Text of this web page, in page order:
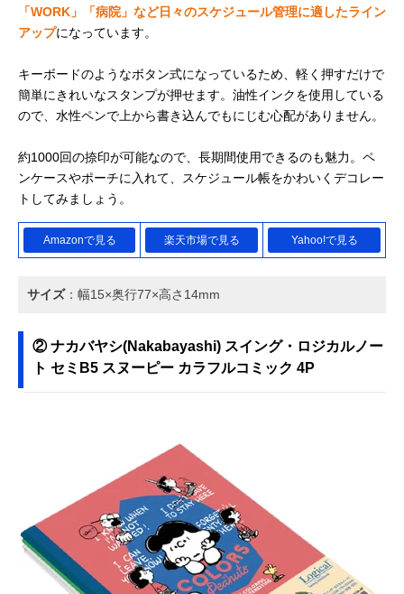
「WORK」「病院」など日々のスケジュール管理に適したライン
アップになっています。
キーボードのようなボタン式になっているため、軽く押すだけで
簡単にきれいなスタンプが押せます。油性インクを使用している
ので、水性ペンで上から書き込んでもにじむ心配がありません。
約1000回の捺印が可能なので、長期間使用できるのも魅力。ペ
ンケースやポーチに入れて、スケジュール帳をかわいくデコレー
トしてみましょう。
Amazonで見る 楽天市場で見る Yahoo!で見る
サイズ：幅15×奥行77×高さ14mm
② ナカバヤシ(Nakabayashi) スイング・ロジカルノー
ト セミB5 スヌーピー カラフルコミック 4P